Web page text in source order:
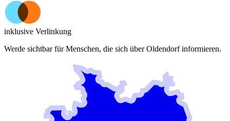
inklusive Verlinkung
Werde sichtbar für Menschen, die sich überOldendorfinformieren.